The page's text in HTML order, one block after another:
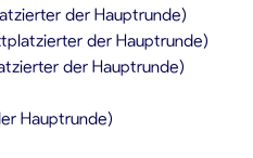
der Hauptrunde)
der Hauptrunde)
der Hauptrunde)
Hauptrunde)